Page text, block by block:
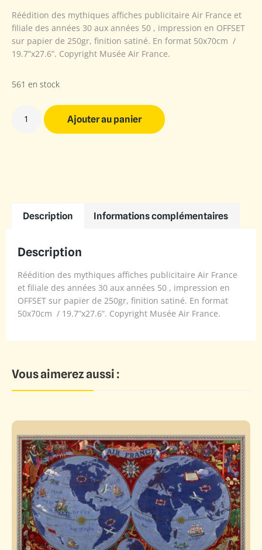
Réédition des mythiques affiches publicitaire Air France et
filiale des années 30 aux années 50 , impression en OFFSET
sur papier de 250gr, finition satiné. En format 50x70cm /
19.7”x27.6”. Copyright Musée Air France.
561 en stock
Ajouter au panier
Description Informations complémentaires
Description
Réédition des mythiques affiches publicitaire Air France
et filiale des années 30 aux années 50 , impression en
OFFSET sur papier de 250gr, finition satiné. En format
50x70cm / 19.7”x27.6”. Copyright Musée Air France.
Vous aimerez aussi :